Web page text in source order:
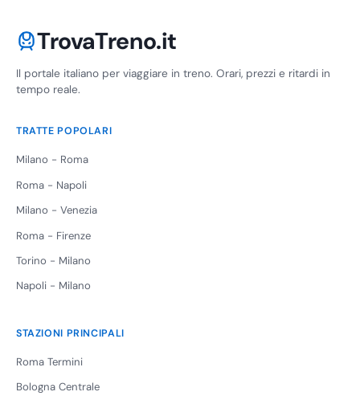
TrovaTreno.it
Il portale italiano per viaggiare in treno. Orari, prezzi e ritardi in
tempo reale.
TRATTE POPOLARI
Milano - Roma
Roma - Napoli
Milano - Venezia
Roma - Firenze
Torino - Milano
Napoli - Milano
STAZIONI PRINCIPALI
Roma Termini
Bologna Centrale